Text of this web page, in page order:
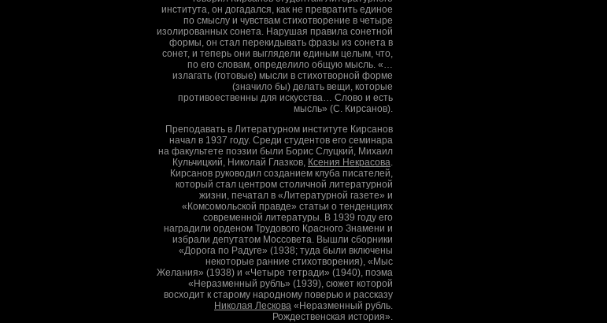
института, он догадался, как не превратить единое
по смыслу и чувствам стихотворение в четыре
изолированных сонета. Нарушая правила сонетной
формы, он стал перекидывать фразы из сонета в
сонет, и теперь они выглядели единым целым, что,
по его словам, определило общую мысль. «…
излагать (готовые) мысли в стихотворной форме
(значило бы) делать вещи, которые
противоественны для искусства… Слово и есть
мысль» (С. Кирсанов).
Преподавать в Литературном институте Кирсанов
начал в 1937 году. Среди студентов его семинара
на факультете поэзии были Борис Слуцкий, Михаил
Кульчицкий, Николай Глазков, Ксения Некрасова.
Кирсанов руководил созданием клуба писателей,
который стал центром столичной литературной
жизни, печатал в «Литературной газете» и
«Комсомольской правде» статьи о тенденциях
современной литературы. В 1939 году его
наградили орденом Трудового Красного Знамени и
избрали депутатом Моссовета. Вышли сборники
«Дорога по Радуге» (1938; туда были включены
некоторые ранние стихотворения), «Мыс
Желания» (1938) и «Четыре тетради» (1940), поэма
«Неразменный рубль» (1939), сюжет которой
восходит к старому народному поверью и рассказу
Николая Лескова «Неразменный рубль.
Рождественская история».